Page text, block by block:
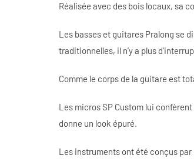
Réalisée avec des bois locaux, sa
Les basses et guitares Pralong se
traditionnelles, il n’y a plus
Comme le corps de la guitare est
Les micros SP Custom lui
donne un look épuré.
Les instruments ont été conçus